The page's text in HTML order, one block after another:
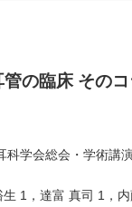
の臨床 その
科学会総会・学術講
1，達富 真司 1，